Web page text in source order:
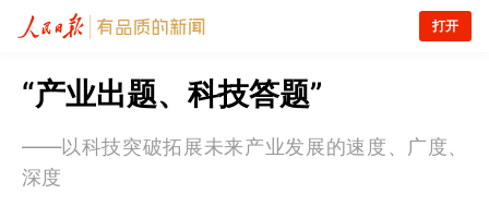
打开
“产业出题、科技答题”
——以科技突破拓展未来产业发展的速度、广度、
深度